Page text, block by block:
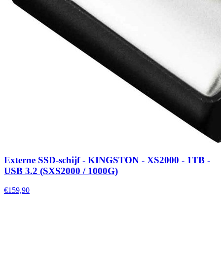
Externe SSD-schijf - KINGSTON - XS2000 - 1TB -
USB 3.2 (SXS2000 / 1000G)
€159,90